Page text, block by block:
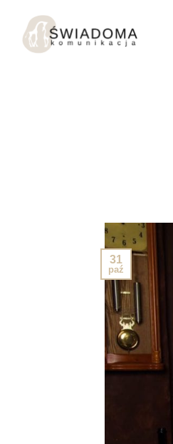
treści
31
paź